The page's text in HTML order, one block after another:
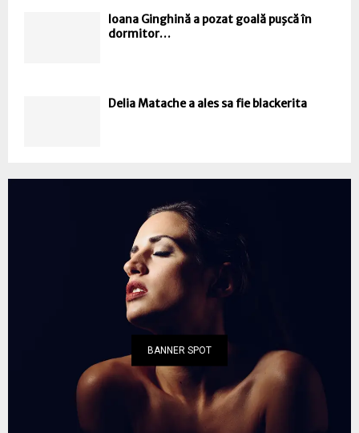
Ioana Ginghină a pozat goală puşcă în
dormitor…
Delia Matache a ales sa fie blackerita
BANNER SPOT